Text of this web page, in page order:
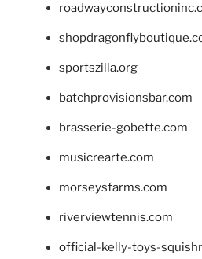
sportszilla.org
batchprovisionsbar.com
brasserie-gobette.com
musicrearte.com
morseysfarms.com
riverviewtennis.com
official-kelly-toys-